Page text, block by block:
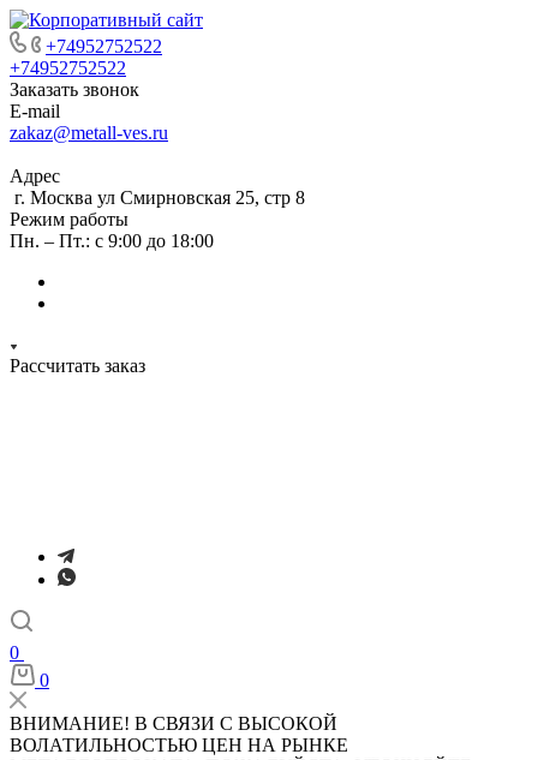
+74952752522
+74952752522
Заказать звонок
E-mail
zakaz@metall-ves.ru
Адрес
г. Москва ул Смирновская 25, стр 8
Режим работы
Пн. – Пт.: с 9:00 до 18:00
Рассчитать заказ
0
0
ВНИМАНИЕ! В СВЯЗИ С ВЫСОКОЙ
ВОЛАТИЛЬНОСТЬЮ ЦЕН НА РЫНКЕ